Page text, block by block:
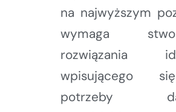
na najwyższym
wymaga
rozwiązania
wpisującego
potrzeby